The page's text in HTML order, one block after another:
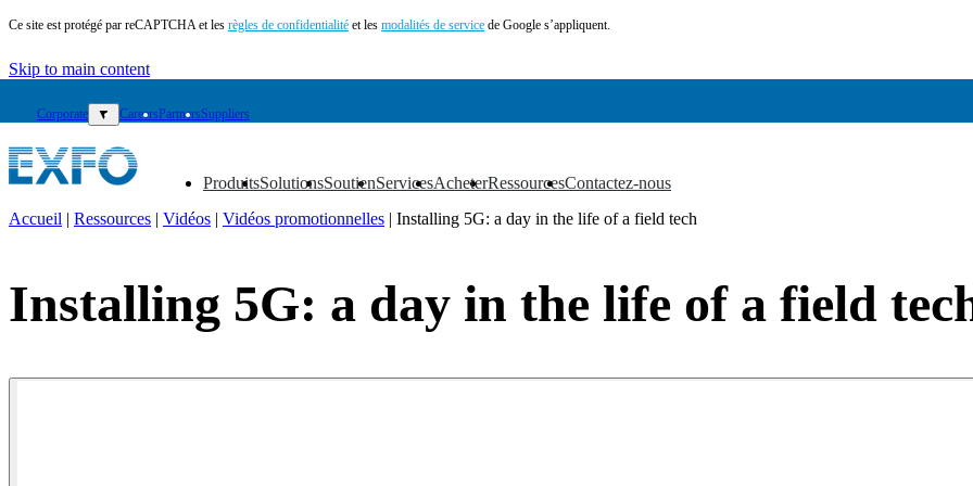
Ce site est protégé par reCAPTCHA et les règles de confidentialité et les modalités de service de Google s’appliquent.
Skip to main content
Corporate ▼ CareersPartnersSuppliers
Produits
▼ Solutions
▼ Soutien
▼ Services
▼ Acheter
▼ Ressources
▼ Contactez-nous
▼
Produits
Solutions
Acheter
Accueil | Ressources | Vidéos | Vidéos promotionnelles | Installing 5G: a day in the life of a field tech
Installing 5G: a day in the life of a field